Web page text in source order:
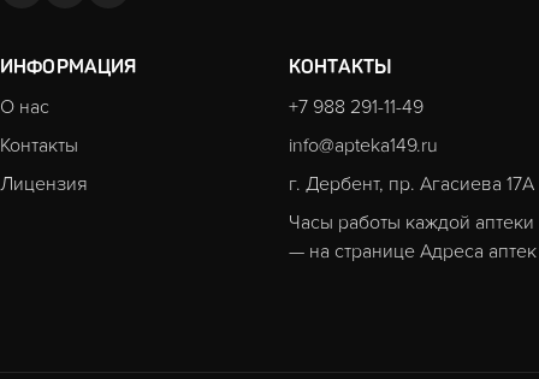
ИНФОРМАЦИЯ
О нас
Контакты
Лицензия
КОНТАКТЫ
+7 988 291-11-49
info@apteka149.ru
г. Дербент, пр. Агасиева 17А
Часы работы каждой аптеки
— на странице Адреса аптек